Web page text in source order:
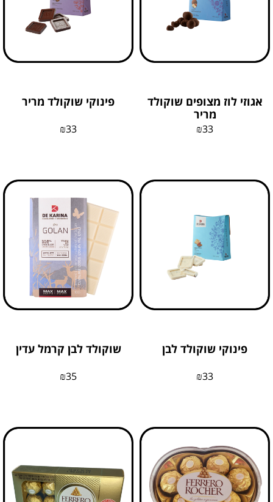
אגוזי לוז מצופים שוקולד
מריר
₪33
פינוקי שוקולד מריר
₪33
פינוקי שוקולד לבן
₪33
שוקולד לבן קרמל עדין
₪35